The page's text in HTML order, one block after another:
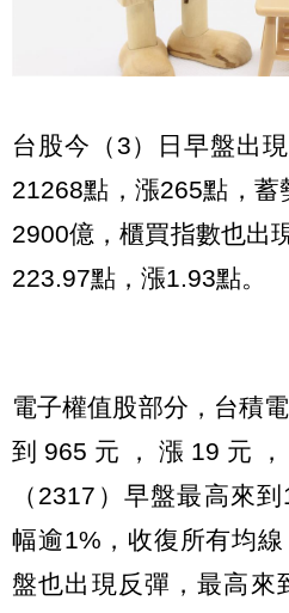
台股今（3）日早盤出
21268點，漲265點，
2900億，櫃買指數也出
223.97點，漲1.93點。
電子權值股部分，台積
到965元，漲19元
（2317）早盤最高來
幅逾1%，收復所有均
盤也出現反彈，最高來